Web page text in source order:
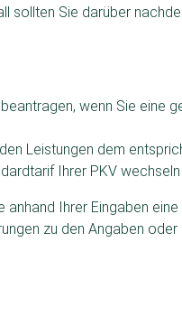
sollten Sie darüber
wenn Sie eine
Leistungen dem
Ihrer PKV wechseln
anhand Ihrer Eingaben
zu den Angaben oder